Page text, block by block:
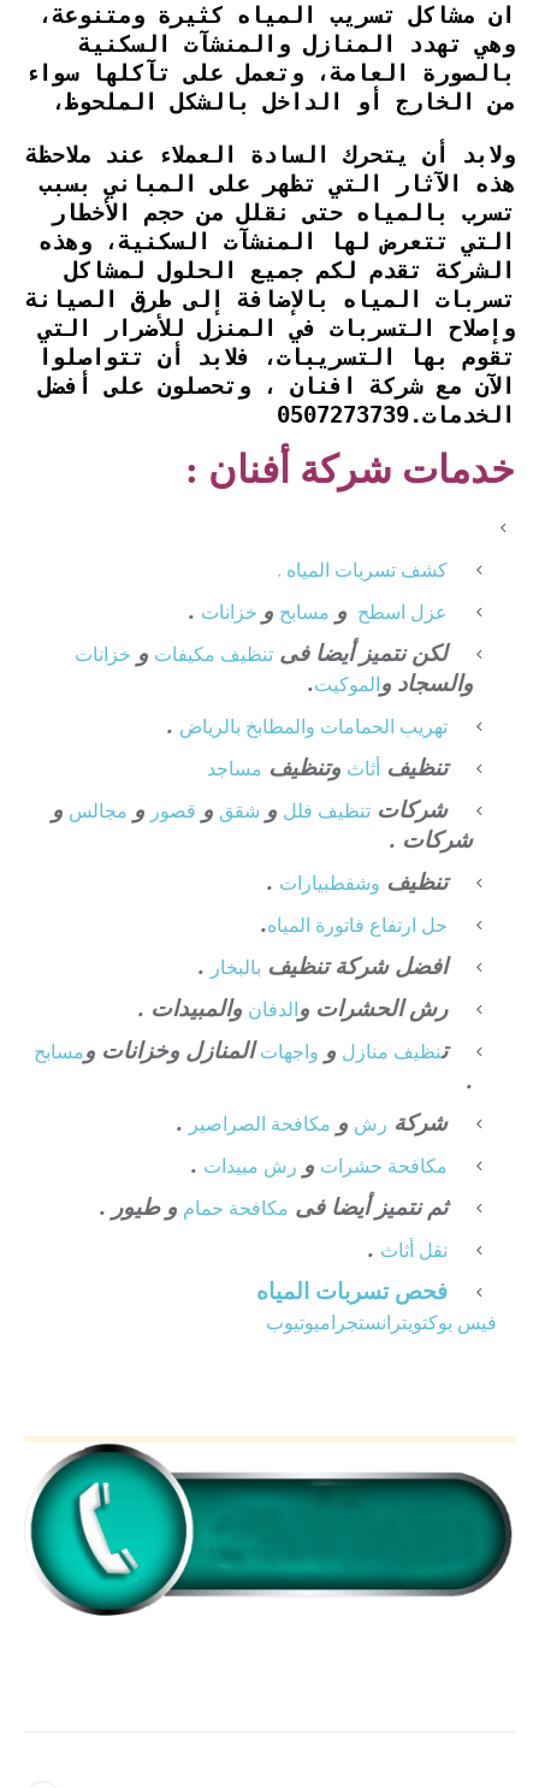
ان مشاكل تسريب المياه كثيرة ومتنوعة،
وهي تهدد المنازل والمنشآت السكنية
بالصورة العامة، وتعمل على تآكلها سواء
من الخارج أو الداخل بالشكل الملحوظ،
ولابد أن يتحرك السادة العملاء عند ملاحظة
هذه الآثار التي تظهر على المباني بسبب
تسرب بالمياه حتى نقلل من حجم
الأخطار
التي تتعرض لها المنشآت السكنية، وهذه
الشركة تقدم لكم جميع الحلول لمشاكل
تسربات المياه بالإضافة إلى طرق الصيانة
وإصلاح التسربات في المنزل للأضرار التي
تقوم بها التسريبات، فلابد أن تتواصلوا
الآن مع شركة افنان ، وتحصلون على أفضل
الخدمات.0507273739
خدمات شركة أفنان :
كشف تسربات المياه .
عزل اسطح و مسابح و خزانات .
لكن نتميز أيضا فى تنظيف مكيفات و خزانات
والسجاد والموكيت.
تهريب الحمامات والمطابخ بالرياض .
تنظيف أثاث وتنظيف مساجد
شركات تنظيف فلل و شقق و قصور و مجالس و
شركات .
تنظيف وشفطبيارات .
حل ارتفاع فاتورة المياه.
افضل شركة تنظيف بالبخار .
رش الحشرات والدفان والمبيدات .
تنظيف منازل و واجهاتالمنازل وخزانات ومسابح
.
شركة رش و مكافحة الصراصير .
مكافحة حشرات و رش مبيدات .
ثم نتميز أيضا فى مكافحة حمام و طيور .
نقل أثاث .
فحص تسربات المياه
فيس بوكتويتر انستجراميوتيوب